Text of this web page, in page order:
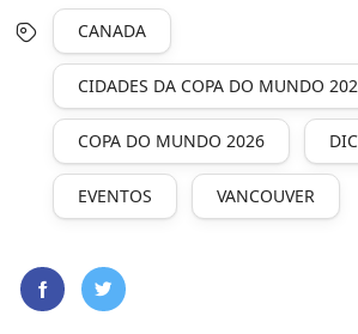
CANADA
CIDADES DA COPA DO MUNDO
COPA DO MUNDO 2026
EVENTOS VANCOUVER